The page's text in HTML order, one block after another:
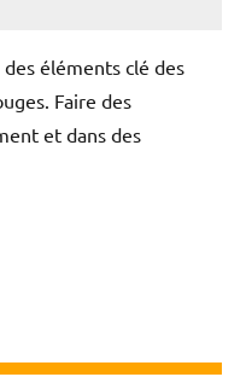
des éléments clé des
Faire des
et dans des